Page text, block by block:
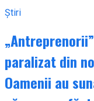
Știri
paralizat din
Oamenii au